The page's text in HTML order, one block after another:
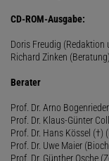
CD-ROM-Ausgabe:
Doris Freudig (Redaktion
Richard Zinken (Beratung)
Berater
Prof. Dr. Arno
Prof. Dr. Klaus-Günter
Prof. Dr. Hans Kössel (†)
Prof. Dr. Uwe Maier
Prof. Dr. Günther Osche